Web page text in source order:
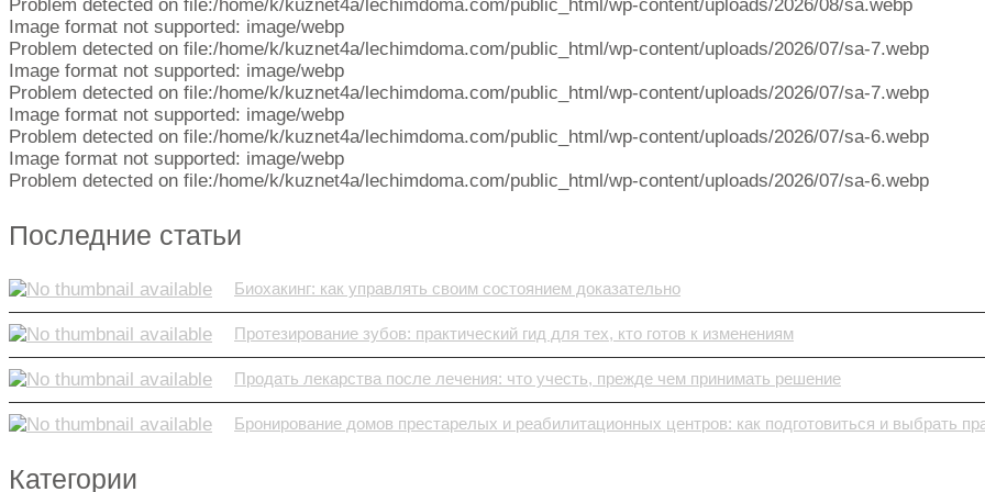
Problem detected on file:/home/k/kuznet4a/lechimdoma.com/public_html/wp-content/uploads/2026/08/sa.webp
Image format not supported: image/webp
Problem detected on file:/home/k/kuznet4a/lechimdoma.com/public_html/wp-content/uploads/2026/07/sa-7.webp
Image format not supported: image/webp
Problem detected on file:/home/k/kuznet4a/lechimdoma.com/public_html/wp-content/uploads/2026/07/sa-7.webp
Image format not supported: image/webp
Problem detected on file:/home/k/kuznet4a/lechimdoma.com/public_html/wp-content/uploads/2026/07/sa-6.webp
Image format not supported: image/webp
Problem detected on file:/home/k/kuznet4a/lechimdoma.com/public_html/wp-content/uploads/2026/07/sa-6.webp
Последние статьи
Биохакинг: как управлять своим состоянием доказательно
Протезирование зубов: практический гид для тех, кто готов к изменениям
Продать лекарства после лечения: что учесть, прежде чем принимать решение
Бронирование домов престарелых и реабилитационных центров: как подготовиться и выбрать
Категории